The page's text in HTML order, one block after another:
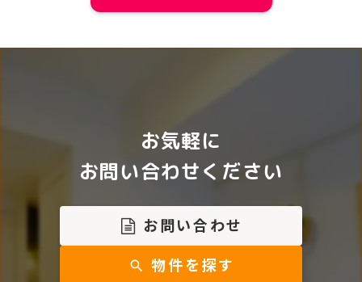
お気軽に
お問い合わせください
お問い合わせ
search 物件を探す